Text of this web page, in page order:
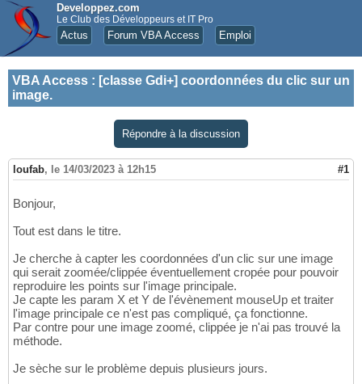
Developpez.com
Le Club des Développeurs et IT Pro
Actus Forum VBA Access Emploi
VBA Access : [classe Gdi+] coordonnées du clic sur un
image.
Répondre à la discussion
loufab, le 14/03/2023 à 12h15 #1
Bonjour,
Tout est dans le titre.
Je cherche à capter les coordonnées d'un clic sur une image
qui serait zoomée/clippée éventuellement cropée pour pouvoir
reproduire les points sur l'image principale.
Je capte les param X et Y de l'évènement mouseUp et traiter
l'image principale ce n'est pas compliqué, ça fonctionne.
Par contre pour une image zoomé, clippée je n'ai pas trouvé la
méthode.
Je sèche sur le problème depuis plusieurs jours.